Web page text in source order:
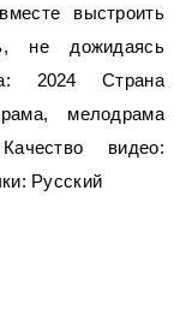
выстроить
не дожидаясь
2024 Страна
мелодрама
видео:
Русский